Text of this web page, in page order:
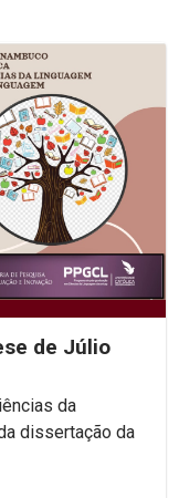
de Júlio
da
dissertação da